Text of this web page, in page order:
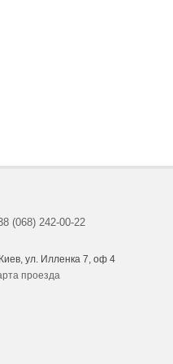
(068) 242-00-22
Киев, ул. Илленка 7, оф 4
проезда